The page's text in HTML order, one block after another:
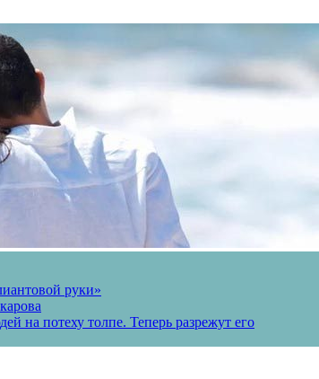
руки»
на потеху толпе. Теперь разрежут его